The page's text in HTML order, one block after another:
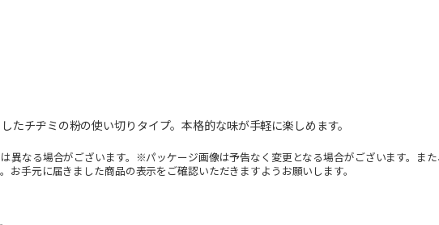
たチヂミの粉の使い切りタイプ。本格的な味が手軽に楽しめます。
異なる場合がございます。※パッケージ画像は予告なく変更となる場合がございます。ま
お手元に届きました商品の表示をご確認いただきますようお願いします。